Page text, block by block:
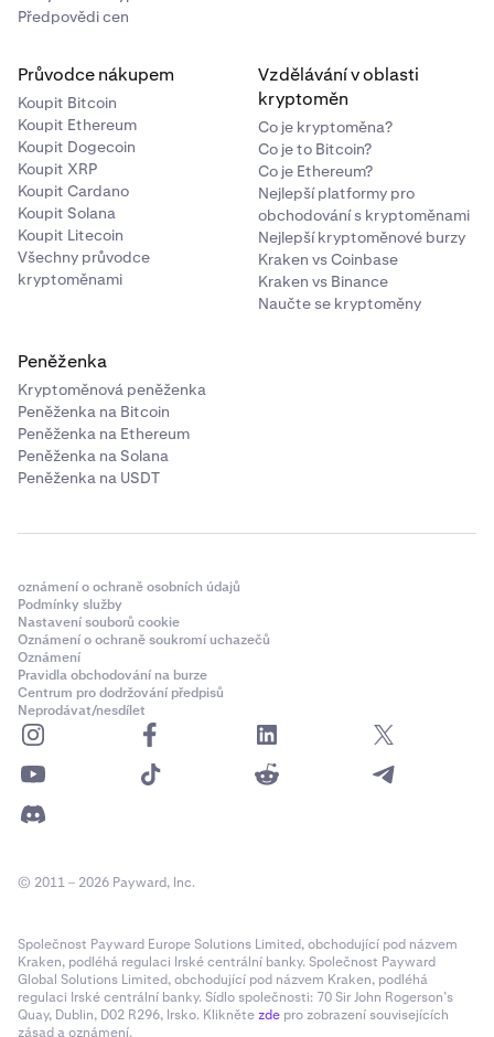
Předpovědi cen
Průvodce nákupem
Koupit Bitcoin
Koupit Ethereum
Koupit Dogecoin
Koupit XRP
Koupit Cardano
Koupit Solana
Koupit Litecoin
Všechny průvodce
kryptoměnami
Vzdělávání v oblasti
kryptoměn
Co je kryptoměna?
Co je to Bitcoin?
Co je Ethereum?
Nejlepší platformy pro
obchodování s kryptoměnami
Nejlepší kryptoměnové burzy
Kraken vs Coinbase
Kraken vs Binance
Naučte se kryptoměny
Peněženka
Kryptoměnová peněženka
Peněženka na Bitcoin
Peněženka na Ethereum
Peněženka na Solana
Peněženka na USDT
oznámení o ochraně osobních údajů
Podmínky služby
Nastavení souborů cookie
Oznámení o ochraně soukromí uchazečů
Oznámení
Pravidla obchodování na burze
Centrum pro dodržování předpisů
Neprodávat/nesdílet
© 2011 – 2026 Payward, Inc.
Společnost Payward Europe Solutions Limited, obchodující pod názvem
Kraken, podléhá regulaci Irské centrální banky. Společnost Payward
Global Solutions Limited, obchodující pod názvem Kraken, podléhá
regulaci Irské centrální banky. Sídlo společnosti: 70 Sir John Rogerson’s
Quay, Dublin, D02 R296, Irsko. Kliknětezde pro zobrazení souvisejících
zásad a oznámení.